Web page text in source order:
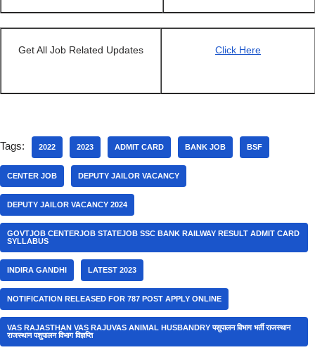
Get All Job Related Updates Click Here
Tags: 2022 2023 ADMIT CARD BANK JOB BSF
CENTER JOB DEPUTY JAILOR VACANCY
DEPUTY JAILOR VACANCY 2024
GOVTJOB CENTERJOB STATEJOB SSC BANK RAILWAY RESULT ADMIT CARD
SYLLABUS
INDIRA GANDHI LATEST 2023
NOTIFICATION RELEASED FOR 787 POST APPLY ONLINE
VAS RAJASTHAN VAS RAJUVAS ANIMAL HUSBANDRY पशुपालन विभाग भर्ती राजस्थान
राजस्थान पशुपालन विभाग विज्ञप्ति